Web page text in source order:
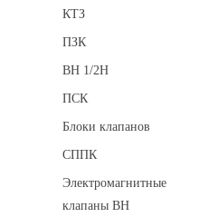
КТЗ
ПЗК
ВН 1/2Н
ПСК
Блоки клапанов
СППК
Электромагнитные
клапаны ВН